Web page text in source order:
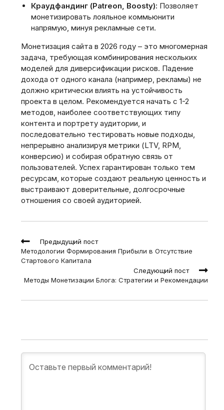
Краудфандинг (Patreon, Boosty): Позволяет
монетизировать лояльное коммьюнити
напрямую, минуя рекламные сети.
Монетизация сайта в 2026 году – это многомерная
задача, требующая комбинирования нескольких
моделей для диверсификации рисков. Падение
дохода от одного канала (например, рекламы) не
должно критически влиять на устойчивость
проекта в целом. Рекомендуется начать с 1-2
методов, наиболее соответствующих типу
контента и портрету аудитории, и
последовательно тестировать новые подходы,
непрерывно анализируя метрики (LTV, RPM,
конверсию) и собирая обратную связь от
пользователей. Успех гарантирован только тем
ресурсам, которые создают реальную ценность и
выстраивают доверительные, долгосрочные
отношения со своей аудиторией.
Read
more
articles
Предыдущий пост
Методологии Формирования Прибыли в Отсутствие
Стартового Капитала
Следующий пост
Методы Монетизации Блога: Стратегии и Рекомендации